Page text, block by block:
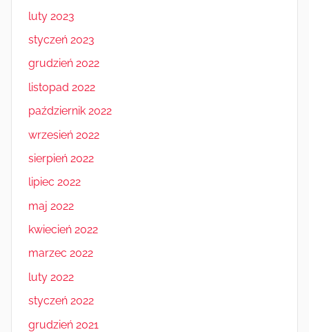
luty 2023
styczeń 2023
grudzień 2022
listopad 2022
październik 2022
wrzesień 2022
sierpień 2022
lipiec 2022
maj 2022
kwiecień 2022
marzec 2022
luty 2022
styczeń 2022
grudzień 2021